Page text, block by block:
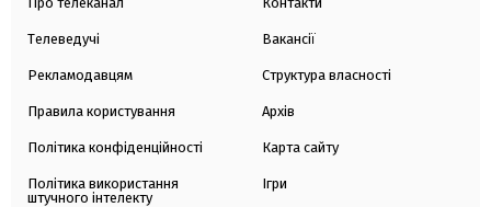
Телеведучі
Рекламодавцям
Правила користування
Політика конфіденційності
Політика використання
штучного інтелекту
Вакансії
Структура власності
Архів
Карта сайту
Ігри